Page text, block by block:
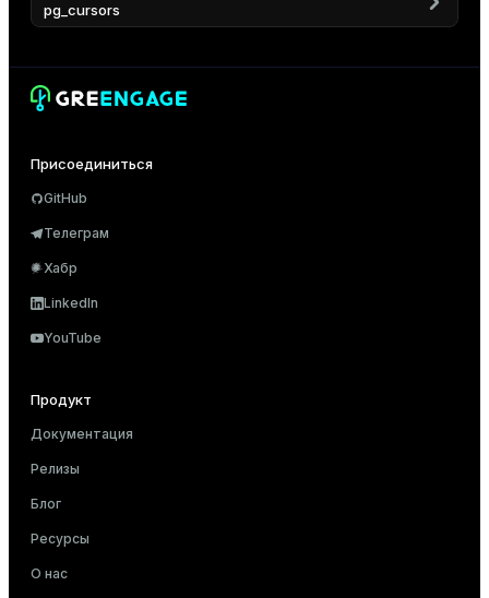
pg_cursors
Присоединиться
GitHub
Телеграм
Хабр
LinkedIn
YouTube
Продукт
Документация
Релизы
Блог
Ресурсы
О нас